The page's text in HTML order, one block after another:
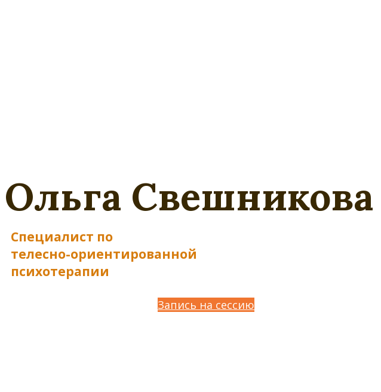
Ольга Свешникова
Специалист по
телесно-ориентированной
психотерапии
Запись на сессию